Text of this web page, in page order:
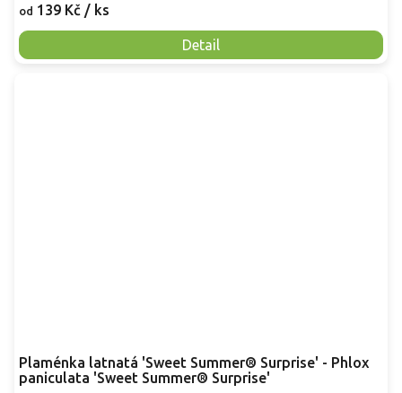
od 139 Kč / ks
Detail
Plaménka latnatá 'Sweet Summer® Surprise' - Phlox
paniculata 'Sweet Summer® Surprise'